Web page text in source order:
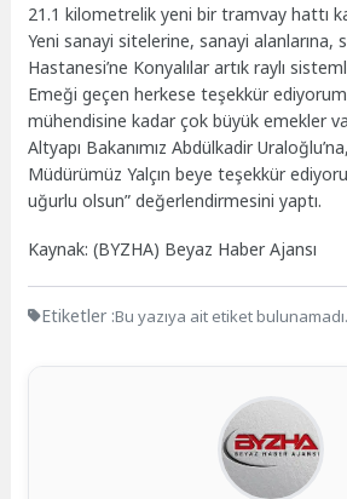
21.1 kilometrelik yeni bir tramvay hattı
Yeni sanayi sitelerine, sanayi alanlarına,
Hastanesi’ne Konyalılar artık raylı
Emeği geçen herkese teşekkür
mühendisine kadar çok büyük emekler
Altyapı Bakanımız Abdülkadir
Müdürümüz Yalçın beye teşekkür
uğurlu olsun” değerlendirmesini yaptı.
Kaynak: (BYZHA) Beyaz Haber Ajansı
Etiketler :Bu yazıya ait etiket bulunamadı.